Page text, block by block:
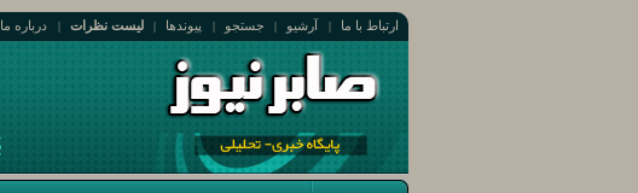
ارتباط با ما | آرشیو | جستجو | پیوندها | لیست نظرات | درباره ما